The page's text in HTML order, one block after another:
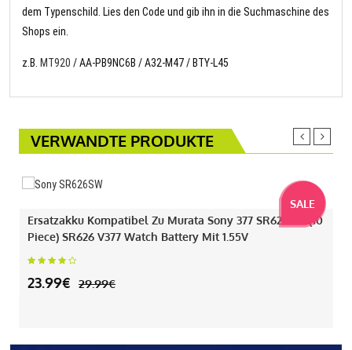
dem Typenschild. Lies den Code und gib ihn in die Suchmaschine des
Shops ein.
z.B. MT920 / AA-PB9NC6B / A32-M47 / BTY-L45
VERWANDTE PRODUKTE
SALE
Ersatzakku Kompatibel Zu Murata Sony 377 SR626SW (10
Piece) SR626 V377 Watch Battery Mit 1.55V
23.99€ 29.99€